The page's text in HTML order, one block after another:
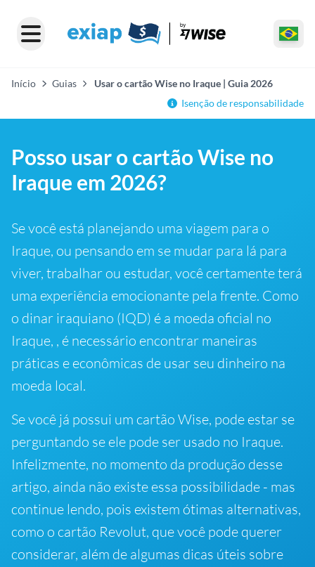
Início Guias
Usar o cartão Wise no Iraque | Guia 2026
Isenção de responsabilidade
Posso usar o cartão Wise no
Iraque em 2026?
Se você está planejando uma viagem para o
Iraque, ou pensando em se mudar para lá para
viver, trabalhar ou estudar, você certamente terá
uma experiência emocionante pela frente. Como
o dinar iraquiano (IQD) é a moeda oficial no
Iraque, , é necessário encontrar maneiras
práticas e econômicas de usar seu dinheiro na
moeda local.
Se você já possui um cartão Wise, pode estar se
perguntando se ele pode ser usado no Iraque.
Infelizmente, no momento da produção desse
artigo, ainda não existe essa possibilidade - mas
continue lendo, pois existem ótimas alternativas,
como o cartão Revolut, que você pode querer
considerar, além de algumas dicas úteis sobre